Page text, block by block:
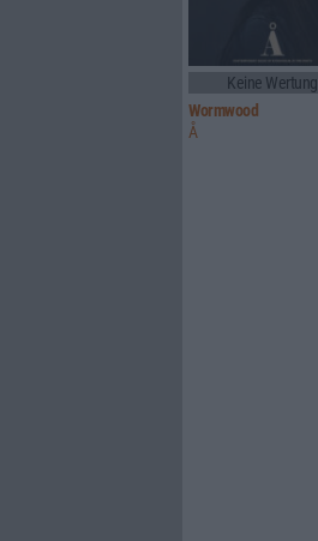
Keine Wertung
Wormwood
Å